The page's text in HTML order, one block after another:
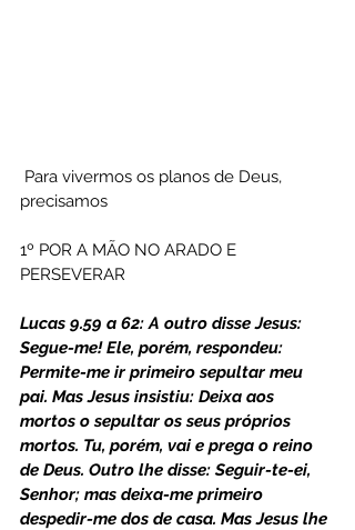
Para vivermos os planos de Deus,
precisamos
1º POR A MÃO NO ARADO E
PERSEVERAR
Lucas 9.59 a 62: A outro disse Jesus:
Segue-me! Ele, porém, respondeu:
Permite-me ir primeiro sepultar meu
pai. Mas Jesus insistiu: Deixa aos
mortos o sepultar os seus próprios
mortos. Tu, porém, vai e prega o reino
de Deus. Outro lhe disse: Seguir-te-ei,
Senhor; mas deixa-me primeiro
despedir-me dos de casa. Mas Jesus lhe